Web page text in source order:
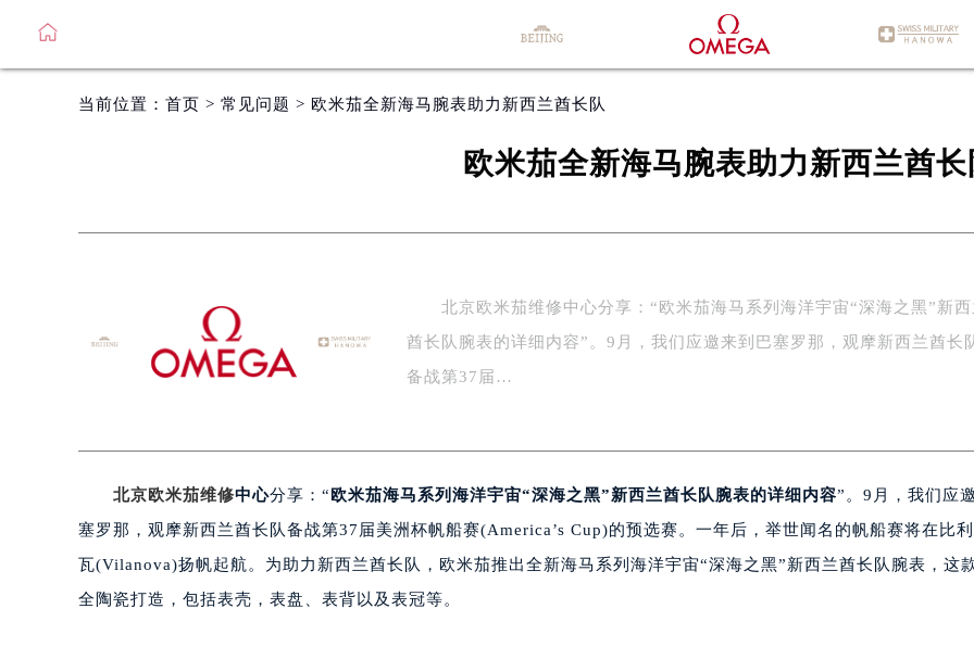
当前位置： 首页 > 常见问题 > 欧米茄全新海马腕表助力新西兰酋长队
欧米茄全新海马腕表助力新西兰酋长
北京欧米茄维修中心分享：“欧米茄海马系列海洋宇宙“深海之黑”新西
酋长队腕表的详细内容”。9月，我们应邀来到巴塞罗那，观摩新西兰酋长
备战第37届…
北京欧米茄维修中心分享：“ 欧米茄海马系列海洋宇宙“深海之黑”新西兰酋长队腕表的详细内容”。9月，我们应
塞罗那，观摩新西兰酋长队备战第37届美洲杯帆船赛(America’s Cup)的预选赛。一年后，举世闻名的帆船赛将在比
瓦(Vilanova)扬帆起航。为助力新西兰酋长队，欧米茄推出全新海马系列海洋宇宙“深海之黑”新西兰酋长队腕表，这
全陶瓷打造，包括表壳，表盘、表背以及表冠等。